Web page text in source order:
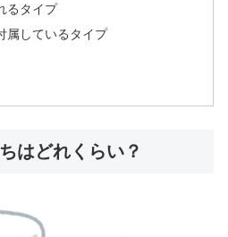
るタイプ
属しているタイプ
はどれくらい？